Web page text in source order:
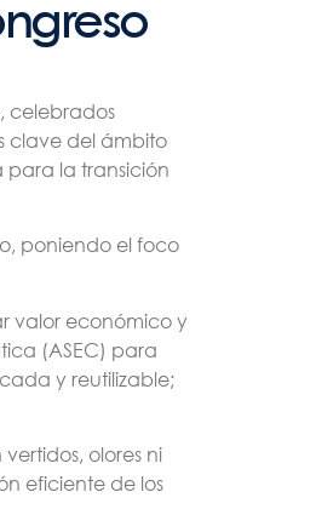
celebrados
clave del ámbito
la transición
poniendo el foco
valor económico y
(ASEC) para
y reutilizable;
olores ni
eficiente de los